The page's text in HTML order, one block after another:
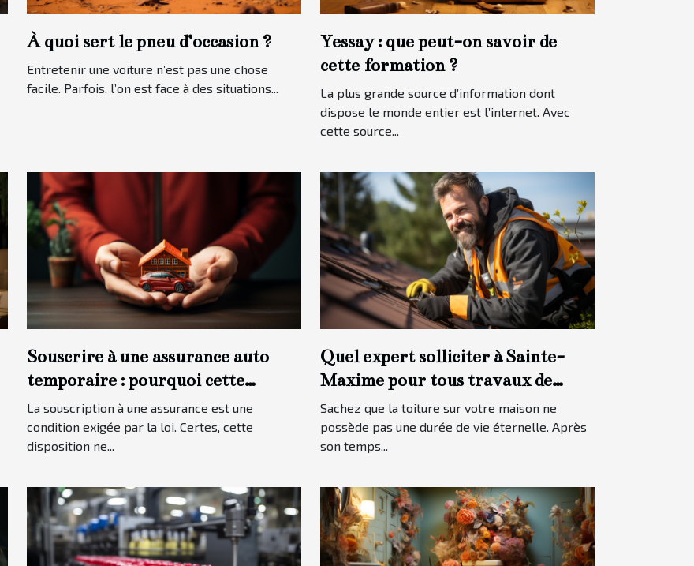
À quoi sert le pneu d’occasion ?
Entretenir une voiture n’est pas une chose
facile. Parfois, l’on est face à des situations...
Yessay : que peut-on savoir de
cette formation ?
La plus grande source d’information dont
dispose le monde entier est l’internet. Avec
cette source...
Souscrire à une assurance auto
temporaire : pourquoi cette
option ?
La souscription à une assurance est une
condition exigée par la loi. Certes, cette
disposition ne...
Quel expert solliciter à Sainte-
Maxime pour tous travaux de
toiture ?
Sachez que la toiture sur votre maison ne
possède pas une durée de vie éternelle. Après
son temps...